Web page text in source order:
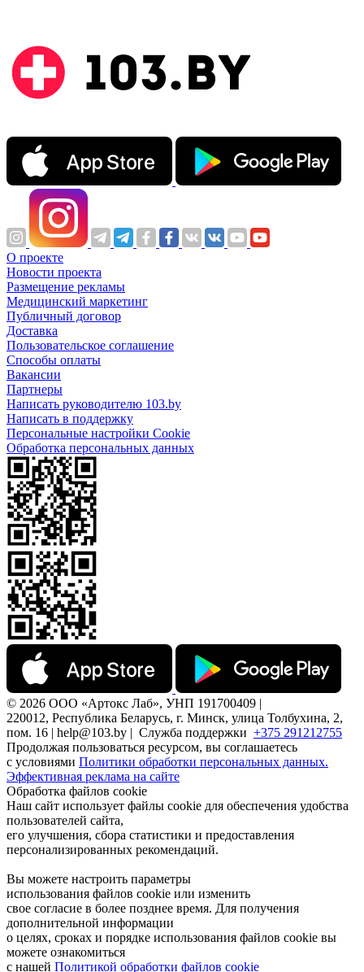
О проекте
Новости проекта
Размещение рекламы
Медицинский маркетинг
Публичный договор
Доставка
Пользовательское соглашение
Способы оплаты
Вакансии
Партнеры
Написать руководителю 103.by
Написать в поддержку
Персональные настройки Cookie
Обработка персональных данных
© 2026 ООО «Артокс Лаб», УНП 191700409 |
220012, Республика Беларусь, г. Минск, улица Толбухина, 2,
пом. 16 | help@103.by | Служба поддержки +375 291212755
Продолжая пользоваться ресурсом, вы соглашаетесь
с условиями Политики обработки персональных данных.
Эффективная реклама на сайте
Обработка файлов cookie
Наш сайт использует файлы cookie для обеспечения удобства
пользователей сайта,
его улучшения, сбора статистики и предоставления
персонализированных рекомендаций.
Вы можете настроить параметры
использования файлов cookie или изменить
свое согласие в более позднее время. Для получения
дополнительной информации
о целях, сроках и порядке использования файлов cookie вы
можете ознакомиться
с нашей Политикой обработки файлов cookie